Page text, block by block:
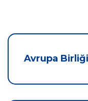
Avrupa